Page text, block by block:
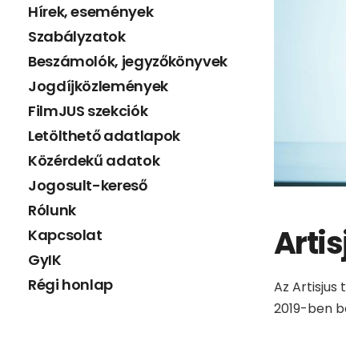
Hírek, események
Szabályzatok
Beszámolók, jegyzőkönyvek
Jogdíjközlemények
FilmJUS szekciók
Letölthető adatlapok
Közérdekű adatok
Jogosult-kereső
Rólunk
Kapcsolat
GyIK
Régi honlap
Az Artisjus
2019-ben